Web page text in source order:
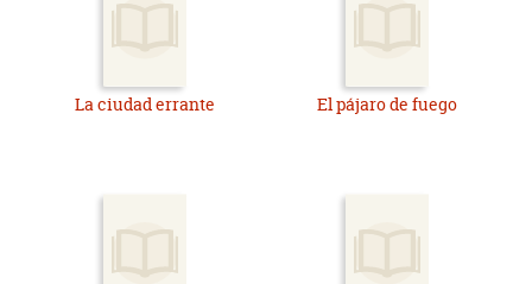
La ciudad errante El pájaro de fuego